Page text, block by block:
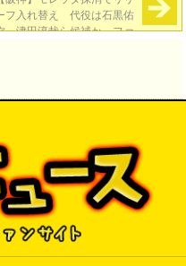
フ入れ替え 代役は石黒佑
、津田淳哉ら候補か ファ